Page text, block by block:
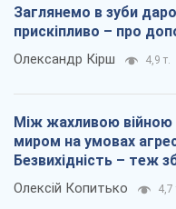
Заглянемо в зуби
прискіпливо – про
Олександр Кірш 4,9 т.
Між жахливою війною
миром на умовах
Безвихідність – теж
Олексій Копитько 4,7